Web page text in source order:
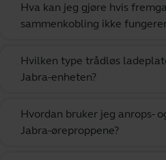
Hva kan jeg gjøre hvis
sammenkobling ikke
Hvilken type trådløs
Jabra-enheten?
Hvordan bruker jeg anrops-
Jabra-øreproppene?